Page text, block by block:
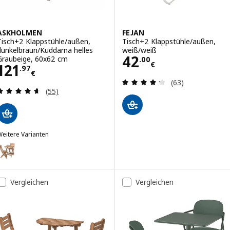
Klappstühle/außen,
Kuddarna helles
60x62 cm
.97
€
121.97€
Bewertungen: 4.6 von 5 Sternen. Bewertungen
(55)
Varianten
ASKHOLMEN, Tisch + 2 Klappstühle/außen, dunkelbraun,
ASKHOLMEN, Tisch+2 Klappstühle/außen, faltbar
ASKHOLMEN, Tisch+2 Klappstühle/außen, dunkelbraun/
FEJAN
Tisch+2 Klappstühle/außen,
weiß/weiß
42.00
€
Preis 42.00€
Bewertungen:
(63)
Vergleichen Vergleichen